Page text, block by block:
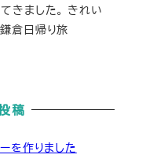
きました。 きれい
倉日帰り旅
稿
を作りました